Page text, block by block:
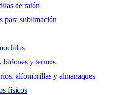
de ratón
para sublimación
bidones y termos
alfombrillas y almanaques
físicos